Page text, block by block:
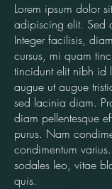
Lorem ipsum dolor
adipiscing elit. Sed
Integer facilisis,
cursus, mi quam
tincidunt elit nibh id
augue ut augue
sed lacinia diam.
diam pellentesque
purus. Nam
condimentum
sodales leo, vitae
quis.